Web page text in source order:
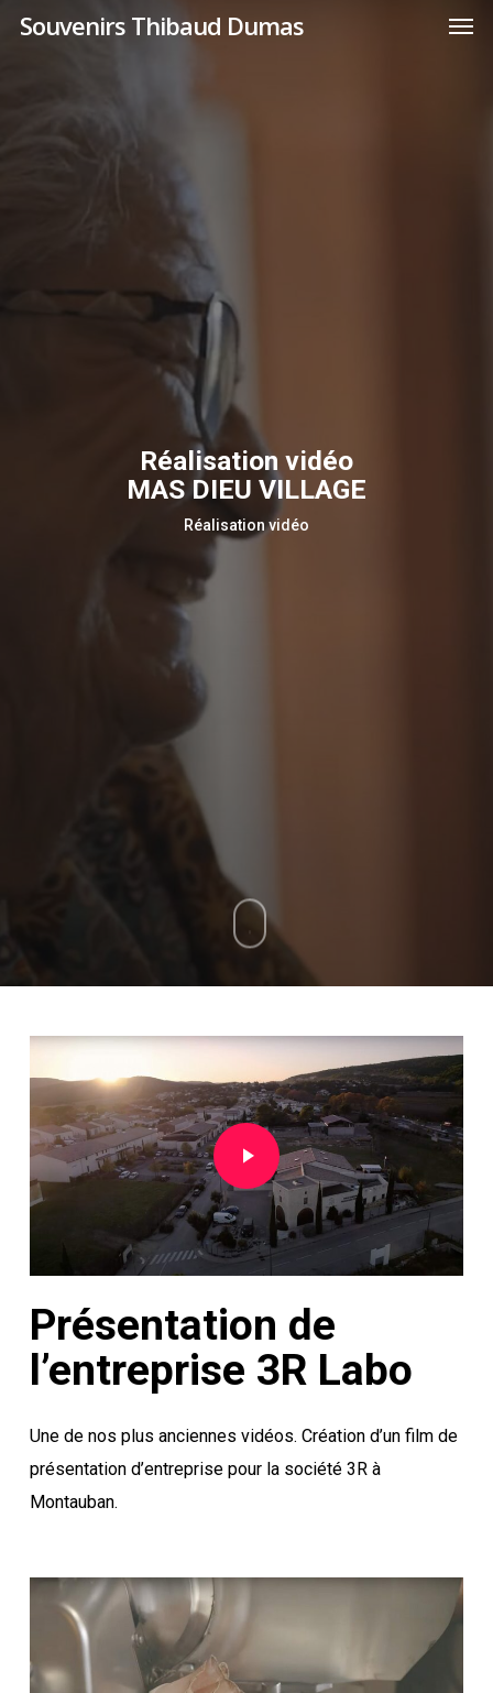
SkipSouvenirs Thibaud Dumas
Réalisation vidéo
MAS DIEU VILLAGE
Réalisation vidéo
Présentation de
l’entreprise 3R Labo
Une de nos plus anciennes vidéos. Création d’un film de
présentation d’entreprise pour la société 3R à
Montauban.
Play Video
Menu